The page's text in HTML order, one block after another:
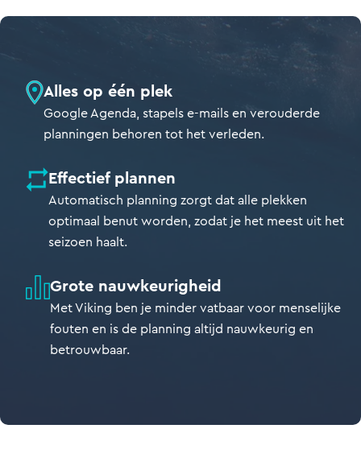
Alles op één plek
Google Agenda, stapels e-mails en verouderde
planningen behoren tot het verleden.
Effectief plannen
Automatisch planning zorgt dat alle plekken
optimaal benut worden, zodat je het meest uit het
seizoen haalt.
Grote nauwkeurigheid
Met Viking ben je minder vatbaar voor menselijke
fouten en is de planning altijd nauwkeurig en
betrouwbaar.